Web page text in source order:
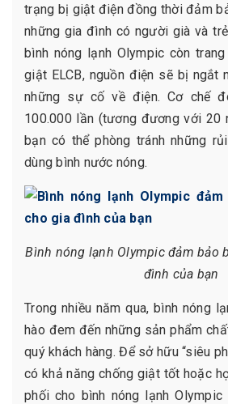
trạng bị giật điện đồng thời đảm
những gia đình có người già và
bình nóng lạnh Olympic còn
giật ELCB, nguồn điện sẽ bị ngắt
những sự cố về điện. Cơ chế
100.000 lần (tương đương với 20
bạn có thể phòng tránh những
dùng bình nước nóng.
Bình nóng lạnh Olympic đảm bảo
đình của bạn
Trong nhiều năm qua, bình nóng
hào đem đến những sản phẩm
quý khách hàng. Để sở hữu “siêu
có khả năng chống giật tốt hoặc
phối cho bình nóng lạnh Olympic